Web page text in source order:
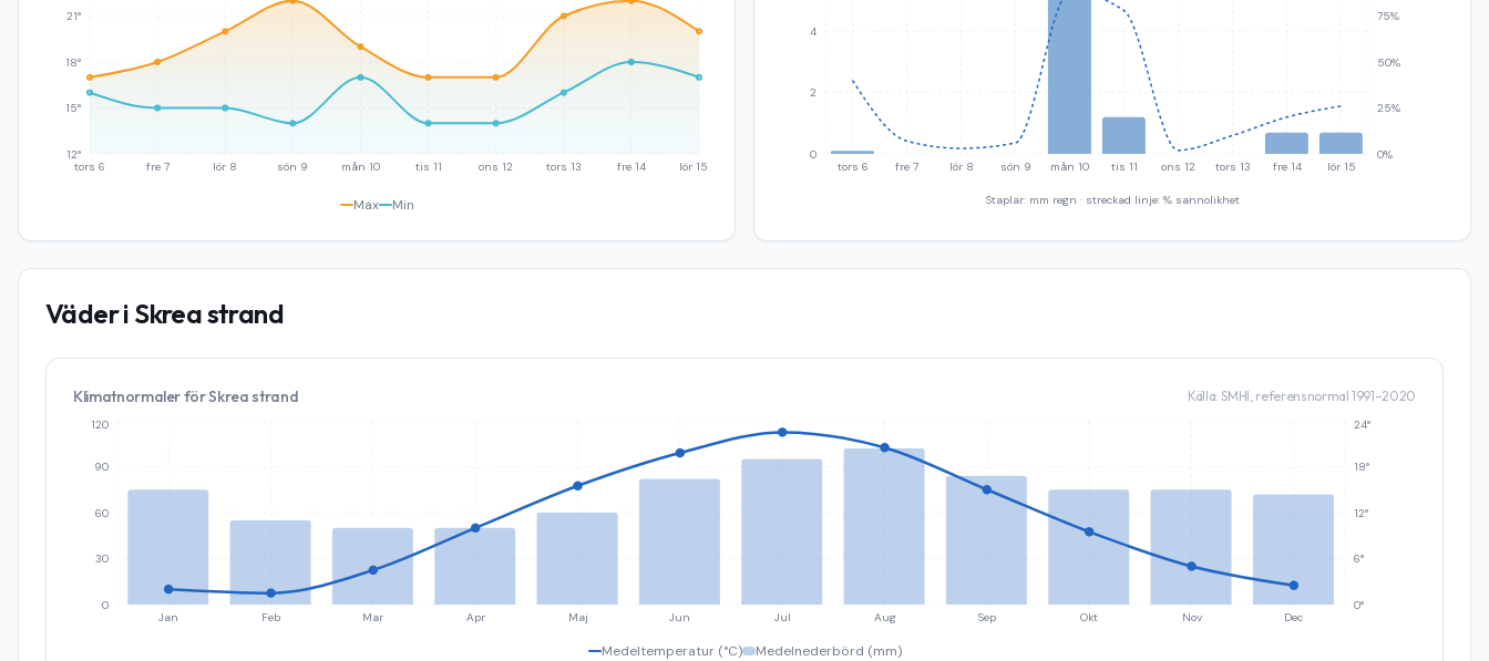
tors 6 fre 7 lör 8 sön 9 mån 10 tis 11 ons 12 tors 13 fre 14 lör 15
12°
15°
18°
21°
Max Min
tors 6 fre 7 lör 8 sön 9 mån 10 tis 11 ons 12 tors 13 fre 14 lör 15
0
2
4
0%
25%
50%
75%
Staplar: mm regn · streckad linje: % sannolikhet
Väder i Skrea strand
Klimatnormaler förSkrea strand Källa: SMHI, referensnormal 1991–2020
Jan Feb Mar Apr Maj Jun Jul Aug Sep Okt Nov Dec
0
30
60
90
120
0°
6°
12°
18°
24°
Medeltemperatur (°C) Medelnederbörd (mm)